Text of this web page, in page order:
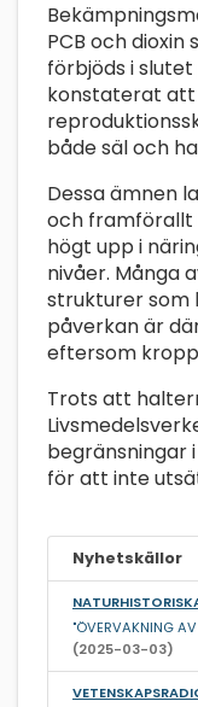
PCB och
förbjöds i
konstaterat att
både säl och
Dessa ämnen
och framförallt
högt upp i
nivåer. Många
strukturer som
påverkan är
eftersom
Trots att
begränsningar
för att inte
Nyhetskällor
"ÖVERVAKNING
(2025-03-03)